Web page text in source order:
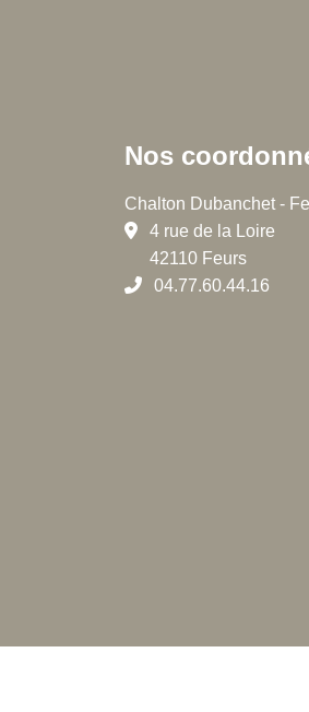
Nos
Chalton Dubanchet -
4 rue de la Loire
42110 Feurs
04.77.60.44.16